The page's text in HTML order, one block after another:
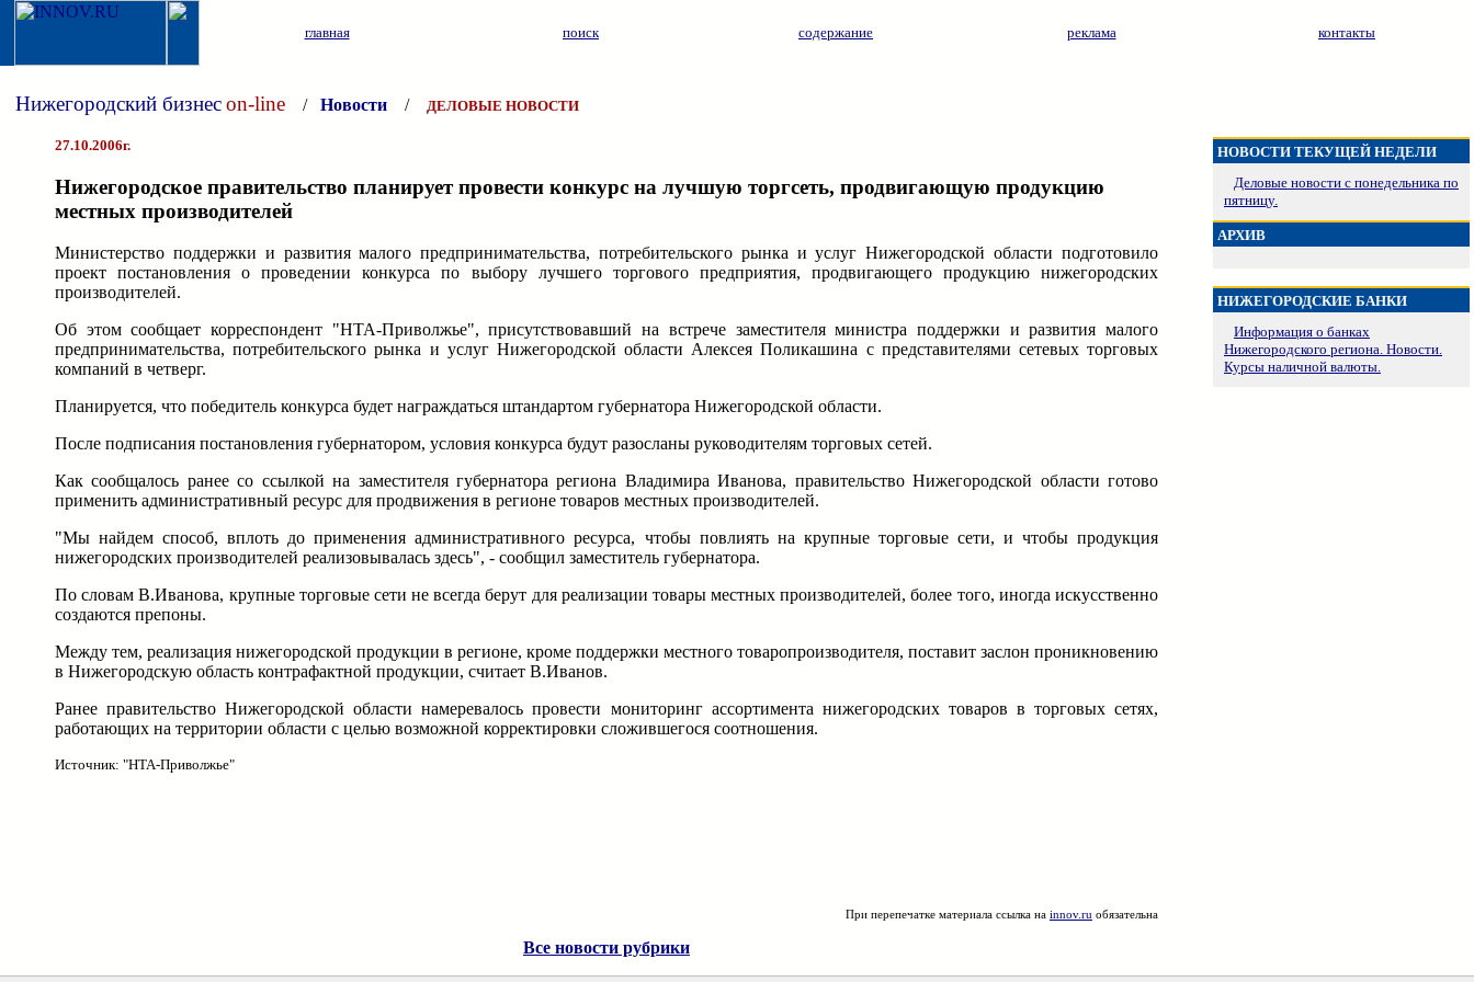
главная поиск содержание реклама контакты
Нижегородский бизнесon-line / Новости / ДЕЛОВЫЕ НОВОСТИ
27.10.2006г.
Нижегородское правительство планирует провести конкурс на лучшую торгсеть, продвигающую продукцию
местных производителей
Министерство поддержки и развития малого предпринимательства, потребительского рынка и услуг Нижегородской области подготовило
проект постановления о проведении конкурса по выбору лучшего торгового предприятия, продвигающего продукцию нижегородских
производителей.
Об этом сообщает корреспондент "НТА-Приволжье", присутствовавший на встрече заместителя министра поддержки и развития малого
предпринимательства, потребительского рынка и услуг Нижегородской области Алексея Поликашина с представителями сетевых торговых
компаний в четверг.
Планируется, что победитель конкурса будет награждаться штандартом губернатора Нижегородской области.
После подписания постановления губернатором, условия конкурса будут разосланы руководителям торговых сетей.
Как сообщалось ранее со ссылкой на заместителя губернатора региона Владимира Иванова, правительство Нижегородской области готово
применить административный ресурс для продвижения в регионе товаров местных производителей.
"Мы найдем способ, вплоть до применения административного ресурса, чтобы повлиять на крупные торговые сети, и чтобы продукция
нижегородских производителей реализовывалась здесь", - сообщил заместитель губернатора.
По словам В.Иванова, крупные торговые сети не всегда берут для реализации товары местных производителей, более того, иногда искусственно
создаются препоны.
Между тем, реализация нижегородской продукции в регионе, кроме поддержки местного товаропроизводителя, поставит заслон проникновению
в Нижегородскую область контрафактной продукции, считает В.Иванов.
Ранее правительство Нижегородской области намеревалось провести мониторинг ассортимента нижегородских товаров в торговых сетях,
работающих на территории области с целью возможной корректировки сложившегося соотношения.
Источник: "НТА-Приволжье"
При перепечатке материала ссылка на innov.ru обязательна
Все новости рубрики
НОВОСТИ ТЕКУЩЕЙ НЕДЕЛИ
Деловые новости с понедельника по
пятницу.
АРХИВ
НИЖЕГОРОДСКИЕ БАНКИ
Информация о банках
Нижегородского региона. Новости.
Курсы наличной валюты.